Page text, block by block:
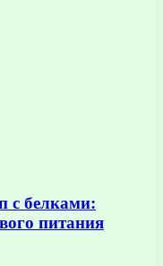
с белками:
питания